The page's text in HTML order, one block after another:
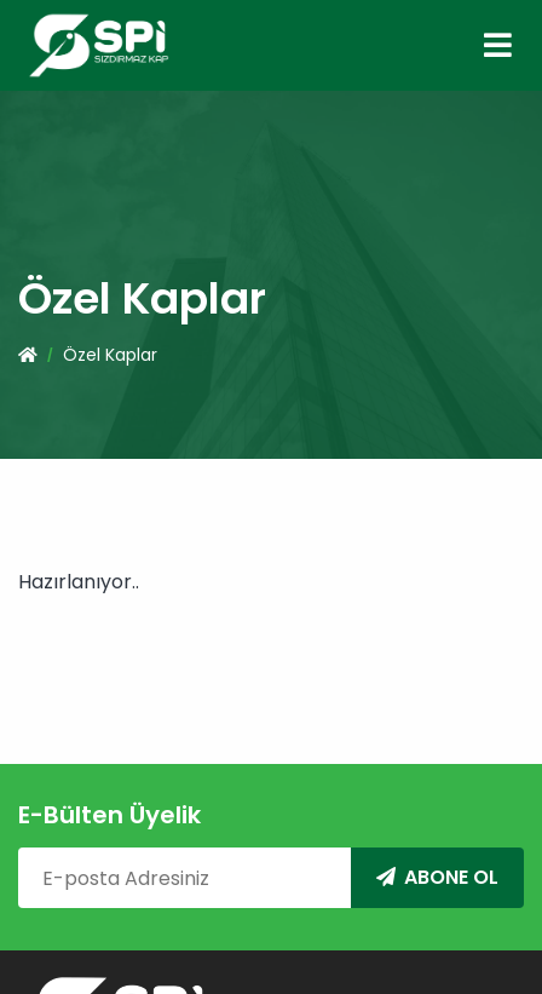
Özel Kaplar
Özel Kaplar
Hazırlanıyor..
E-Bülten Üyelik
ABONE OL